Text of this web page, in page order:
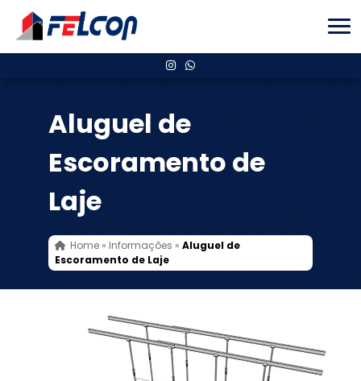
Aluguel de
Escoramento de
Laje
Home» Informações » Aluguel de
Escoramento de Laje